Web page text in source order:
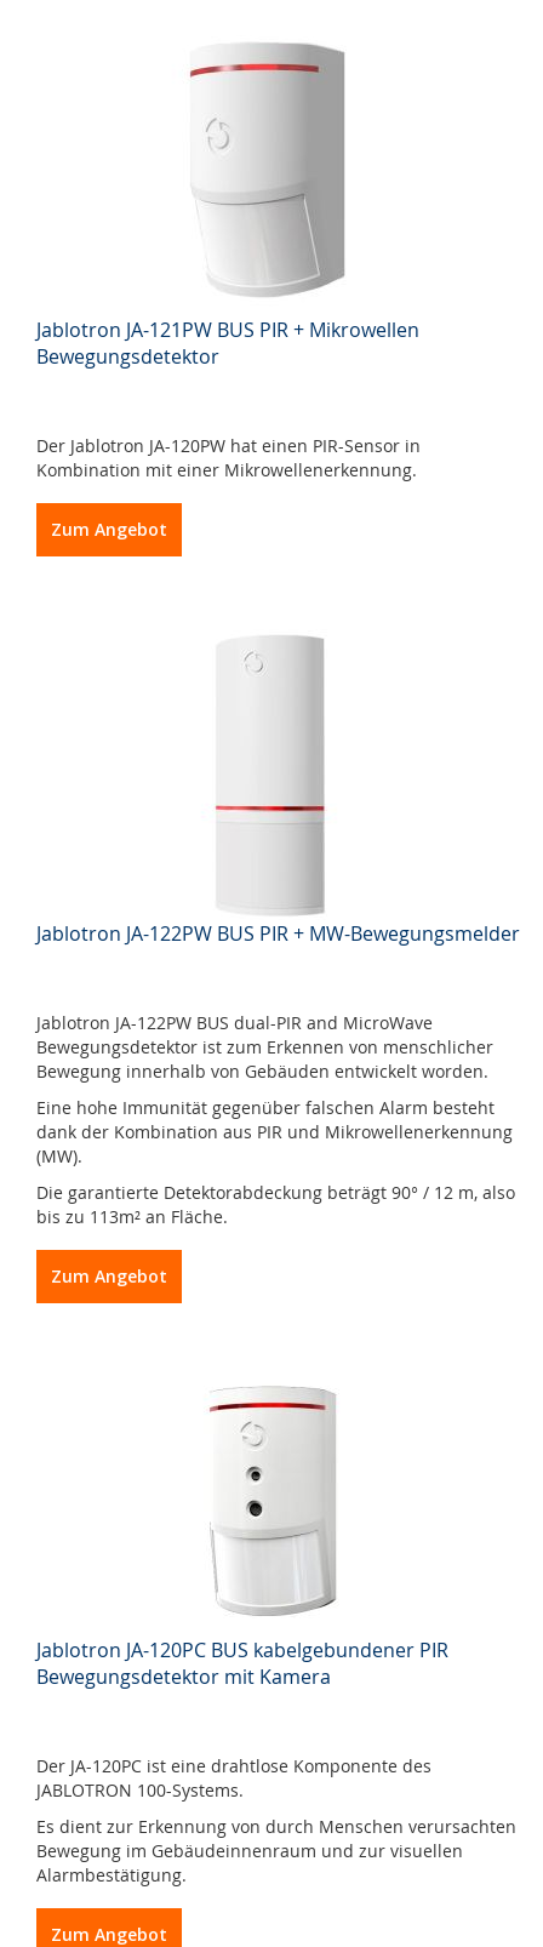
Jablotron JA-121PW BUS PIR + Mikrowellen
Bewegungsdetektor
Der Jablotron JA-120PW hat einen PIR-Sensor in
Kombination mit einer Mikrowellenerkennung.
Zum Angebot
Jablotron JA-122PW BUS PIR + MW-Bewegungsmelder
Jablotron JA-122PW BUS dual-PIR and MicroWave
Bewegungsdetektor ist zum Erkennen von menschlicher
Bewegung innerhalb von Gebäuden entwickelt worden.
Eine hohe Immunität gegenüber falschen Alarm besteht
dank der Kombination aus PIR und Mikrowellenerkennung
(MW).
Die garantierte Detektorabdeckung beträgt 90° / 12 m, also
bis zu 113m² an Fläche.
Zum Angebot
Jablotron JA-120PC BUS kabelgebundener PIR
Bewegungsdetektor mit Kamera
Der JA-120PC ist eine drahtlose Komponente des
JABLOTRON 100-Systems.
Es dient zur Erkennung von durch Menschen verursachten
Bewegung im Gebäudeinnenraum und zur visuellen
Alarmbestätigung.
Zum Angebot